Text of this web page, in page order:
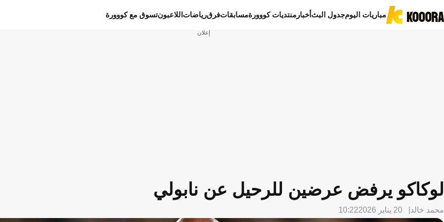
مباريات اليومجدول البثأخبار منتديات كووورةمسابقاتفرقرياضات اللاعبونتسوق مع كووورة
إعلان
لوكاكو يرفض عرضين للرحيل عن نابولي
محمد خالد 20 يناير 2026 10:22